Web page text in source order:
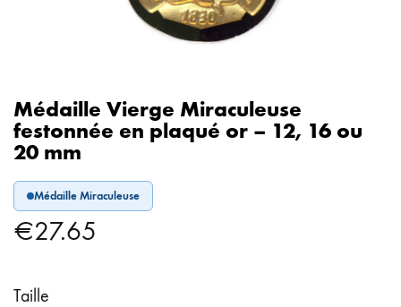
Médaille Vierge Miraculeuse
festonnée en plaqué or – 12, 16 ou
20 mm
Médaille Miraculeuse
€27.65
Taille